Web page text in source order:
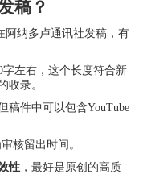
稿？
阿纳多卢通讯社发稿，有
字左右，这个长度符合新
收录。
稿件中可以包含YouTube
核留出时间。
性 ，最好是原创的高质